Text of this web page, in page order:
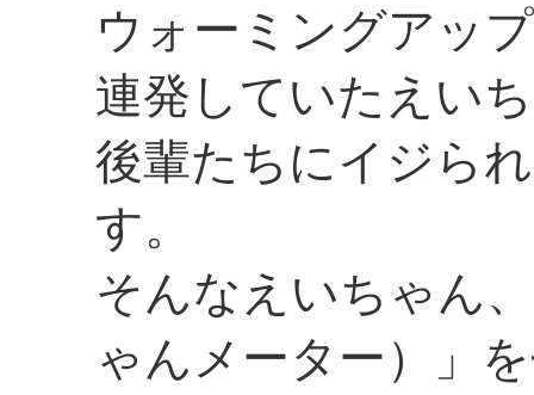
ウォーミングアッ
連発していたえい
後輩たちにイジら
す。
そんなえいちゃん
ゃんメーター）」